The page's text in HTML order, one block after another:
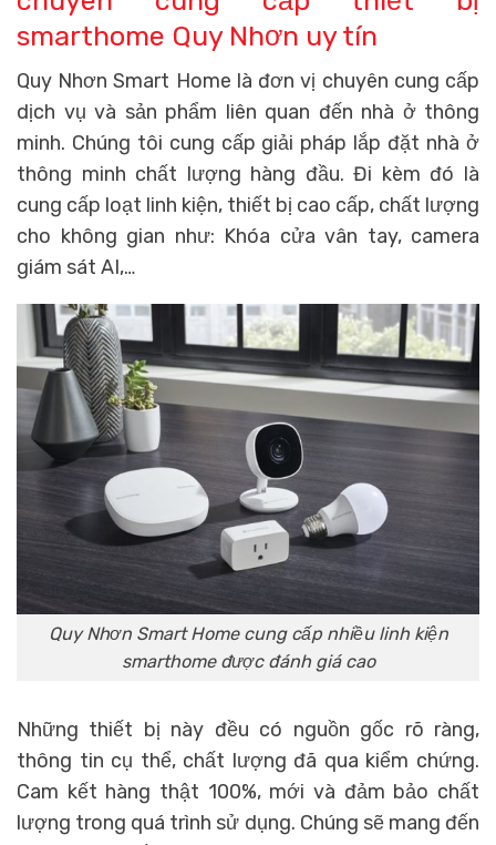
smarthome Quy Nhơn uy tín
Quy Nhơn Smart Home là đơn vị chuyên cung cấp
dịch vụ và sản phẩm liên quan đến nhà ở thông
minh. Chúng tôi cung cấp giải pháp lắp đặt nhà ở
thông minh chất lượng hàng đầu. Đi kèm đó là
cung cấp loạt linh kiện, thiết bị cao cấp, chất lượng
cho không gian như: Khóa cửa vân tay, camera
giám sát AI,…
Quy Nhơn Smart Home cung cấp nhiều linh kiện
smarthome được đánh giá cao
Những thiết bị này đều có nguồn gốc rõ ràng,
thông tin cụ thể, chất lượng đã qua kiểm chứng.
Cam kết hàng thật 100%, mới và đảm bảo chất
lượng trong quá trình sử dụng. Chúng sẽ mang đến